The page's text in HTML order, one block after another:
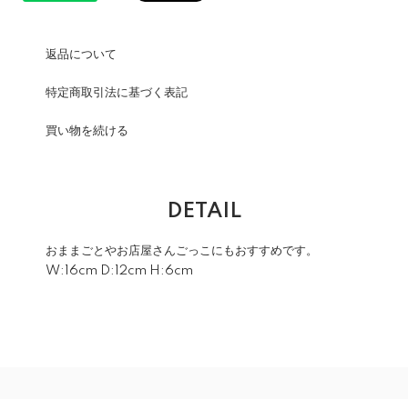
返品について
特定商取引法に基づく表記
買い物を続ける
DETAIL
おままごとやお店屋さんごっこにもおすすめです。
W:16cm D:12cm H:6cm